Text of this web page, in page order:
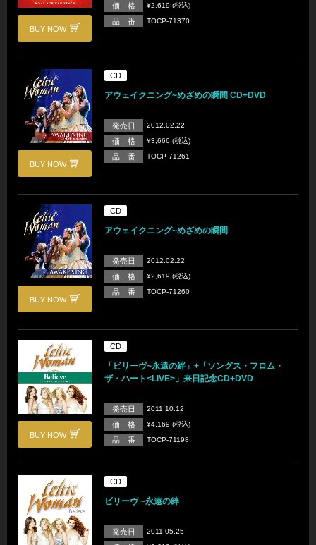
BUY NOW
価 格 ¥2,619 (税込)
品 番 TOCP-71370
BUY NOW
CD
アウェイクニング~めざめの瞬間 CD+DVD
発売日 2012.02.22
価 格 ¥3,666 (税込)
品 番 TOCP-71261
BUY NOW
CD
アウェイクニング~めざめの瞬間
発売日 2012.02.22
価 格 ¥2,619 (税込)
品 番 TOCP-71260
BUY NOW
CD
「ビリーヴ~永遠の絆」+「ソングス・フロム・
ザ・ハート<LIVE>」来日記念CD+DVD
発売日 2011.10.12
価 格 ¥4,169 (税込)
品 番 TOCP-71198
CD
ビリーヴ ~永遠の絆
発売日 2011.05.25